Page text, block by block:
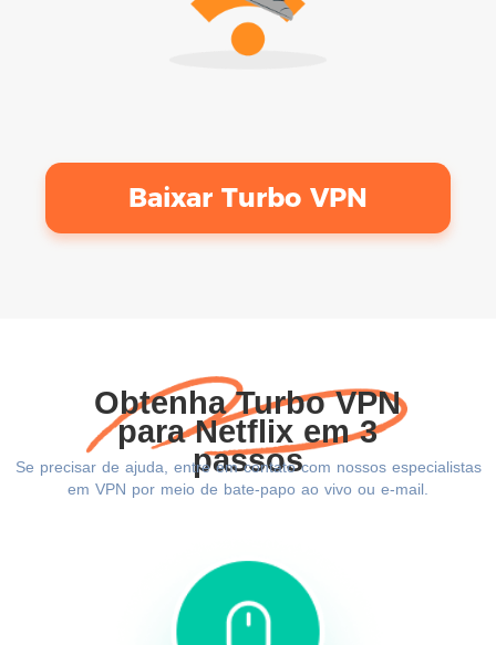
Baixar Turbo VPN
Obtenha Turbo VPN
para Netflix em 3
passos
Se precisar de ajuda, entre em contato com nossos especialistas
em VPN por meio de bate-papo ao vivo ou e-mail.